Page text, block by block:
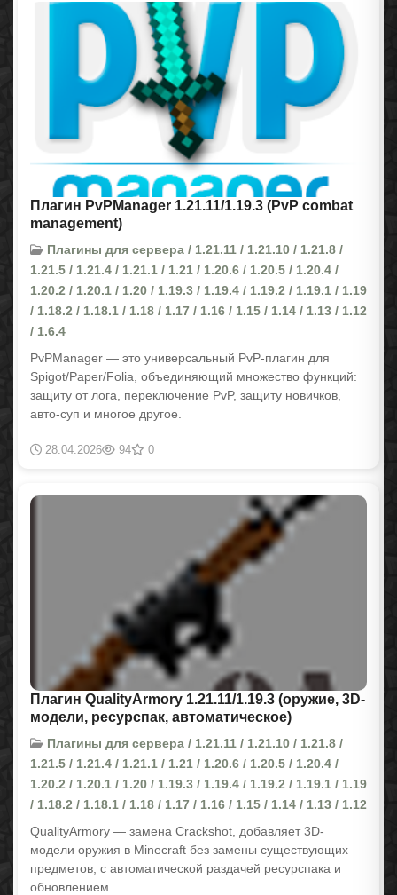
Плагин PvPManager 1.21.11/1.19.3 (PvP combat
management)
Плагины для сервера / 1.21.11 / 1.21.10 / 1.21.8 /
1.21.5 / 1.21.4 / 1.21.1 / 1.21 / 1.20.6 / 1.20.5 / 1.20.4 /
1.20.2 / 1.20.1 / 1.20 / 1.19.3 / 1.19.4 / 1.19.2 / 1.19.1 / 1.19
/ 1.18.2 / 1.18.1 / 1.18 / 1.17 / 1.16 / 1.15 / 1.14 / 1.13 / 1.12
/ 1.6.4
PvPManager — это универсальный PvP-плагин для
Spigot/Paper/Folia, объединяющий множество функций:
защиту от лога, переключение PvP, защиту новичков,
авто-суп и многое другое.
28.04.2026 94 0
Плагин QualityArmory 1.21.11/1.19.3 (оружие, 3D-
модели, ресурспак, автоматическое)
Плагины для сервера / 1.21.11 / 1.21.10 / 1.21.8 /
1.21.5 / 1.21.4 / 1.21.1 / 1.21 / 1.20.6 / 1.20.5 / 1.20.4 /
1.20.2 / 1.20.1 / 1.20 / 1.19.3 / 1.19.4 / 1.19.2 / 1.19.1 / 1.19
/ 1.18.2 / 1.18.1 / 1.18 / 1.17 / 1.16 / 1.15 / 1.14 / 1.13 / 1.12
QualityArmory — замена Crackshot, добавляет 3D-
модели оружия в Minecraft без замены существующих
предметов, с автоматической раздачей ресурспака и
обновлением.